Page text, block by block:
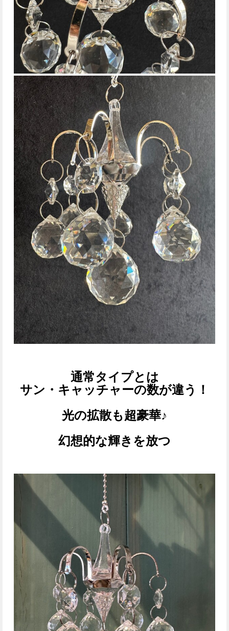
通常タイプとは
サン・キャッチャーの数が違う！
光の拡散も超豪華♪
幻想的な輝きを放つ